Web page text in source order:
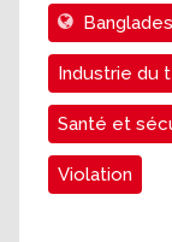
Industrie du
Santé et
Violation